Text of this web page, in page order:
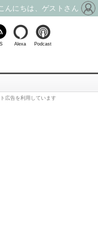
広告を利用しています
Alexa Podcast
んにちは、ゲストさん